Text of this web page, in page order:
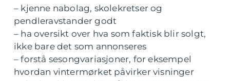
– kjenne nabolag, skolekretser og
pendleravstander godt
– ha oversikt over hva som faktisk blir solgt,
ikke bare det som annonseres
– forstå sesongvariasjoner, for eksempel
hvordan vintermørket påvirker visninger